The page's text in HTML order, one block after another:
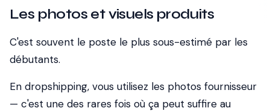
Les photos et visuels produits
C'est souvent le poste le plus sous-estimé par les
débutants.
En dropshipping, vous utilisez les photos fournisseur
— c'est une des rares fois où ça peut suffire au